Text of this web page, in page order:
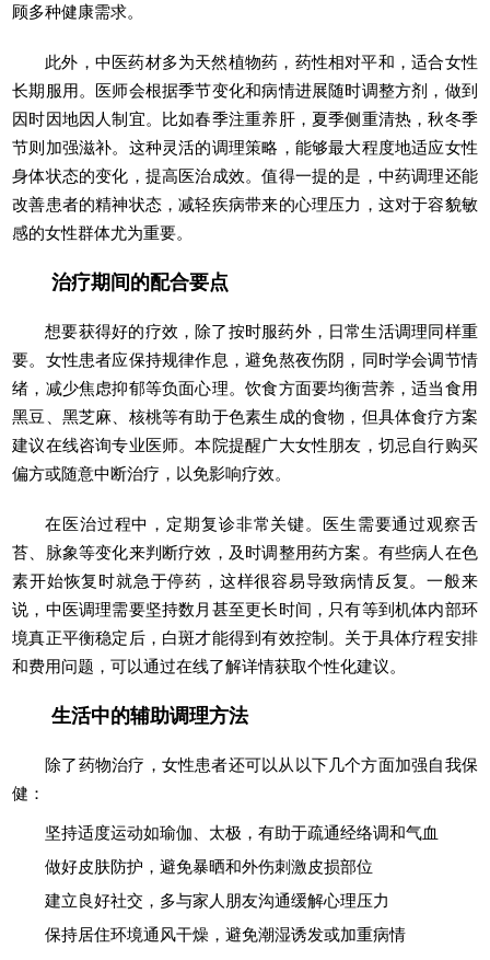
顾多种健康需求。
此外，中医药材多为天然植物药，药性相对平和，适合女性
长期服用。医师会根据季节变化和病情进展随时调整方剂，做到
因时因地因人制宜。比如春季注重养肝，夏季侧重清热，秋冬季
节则加强滋补。这种灵活的调理策略，能够最大程度地适应女性
身体状态的变化，提高医治成效。值得一提的是，中药调理还能
改善患者的精神状态，减轻疾病带来的心理压力，这对于容貌敏
感的女性群体尤为重要。
治疗期间的配合要点
想要获得好的疗效，除了按时服药外，日常生活调理同样重
要。女性患者应保持规律作息，避免熬夜伤阴，同时学会调节情
绪，减少焦虑抑郁等负面心理。饮食方面要均衡营养，适当食用
黑豆、黑芝麻、核桃等有助于色素生成的食物，但具体食疗方案
建议在线咨询专业医师。本院提醒广大女性朋友，切忌自行购买
偏方或随意中断治疗，以免影响疗效。
在医治过程中，定期复诊非常关键。医生需要通过观察舌
苔、脉象等变化来判断疗效，及时调整用药方案。有些病人在色
素开始恢复时就急于停药，这样很容易导致病情反复。一般来
说，中医调理需要坚持数月甚至更长时间，只有等到机体内部环
境真正平衡稳定后，白斑才能得到有效控制。关于具体疗程安排
和费用问题，可以通过在线了解详情获取个性化建议。
生活中的辅助调理方法
除了药物治疗，女性患者还可以从以下几个方面加强自我保
健：
坚持适度运动如瑜伽、太极，有助于疏通经络调和气血
做好皮肤防护，避免暴晒和外伤刺激皮损部位
建立良好社交，多与家人朋友沟通缓解心理压力
保持居住环境通风干燥，避免潮湿诱发或加重病情